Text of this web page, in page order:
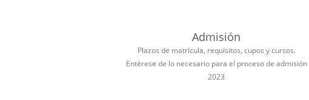
Admisión
Plazos de matrícula, requisitos, cupos y cursos.
Entérese de lo necesario para el proceso de admisión
2023